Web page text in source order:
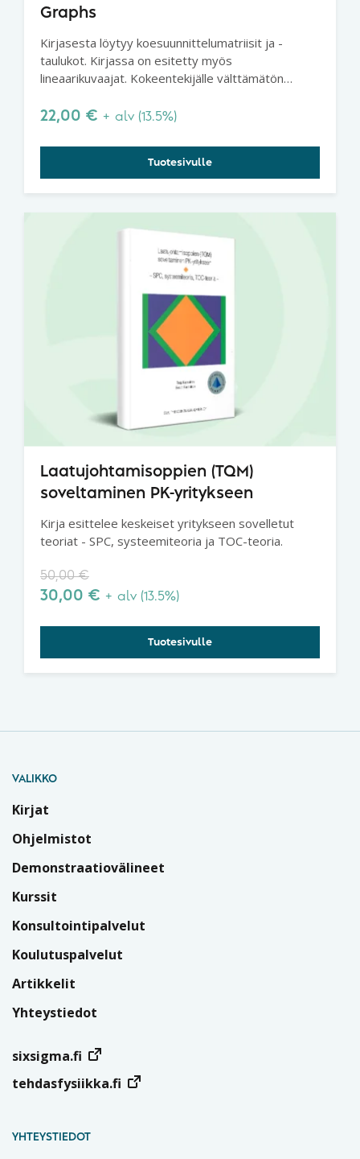
Graphs
Kirjasesta löytyy koesuunnittelumatriisit ja -
taulukot. Kirjassa on esitetty myös
lineaarikuvaajat. Kokeentekijälle välttämätön
22,00 € + alv (13.5%)
Tuotesivulle
Laatujohtamisoppien (TQM)
soveltaminen PK-yritykseen
Kirja esittelee keskeiset yritykseen sovelletut
teoriat - SPC, systeemiteoria ja TOC-teoria.
50,00€
30,00 € + alv (13.5%)
Tuotesivulle
VALIKKO
Kirjat
Ohjelmistot
Demonstraatiovälineet
Kurssit
Konsultointipalvelut
Koulutuspalvelut
Artikkelit
Yhteystiedot
sixsigma.fi
tehdasfysiikka.fi
YHTEYSTIEDOT